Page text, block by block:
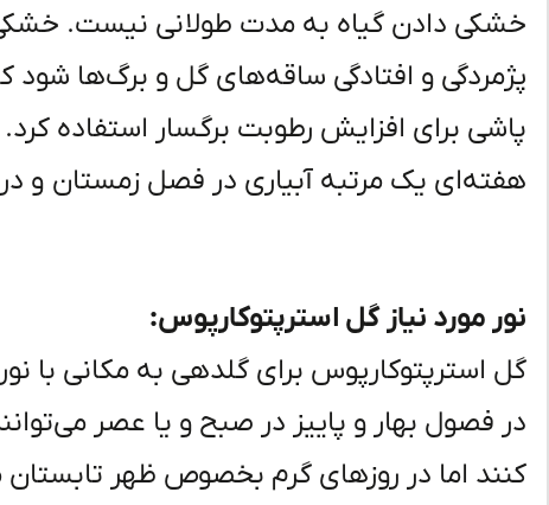
خشکی دادن گیاه به مدت طولانی نیست. خشکی
پژمردگی و افتادگی ساقه‌های گل و برگ‌ها شود
پاشی برای افزایش رطوبت برگسار استفاده
هفته‌ای یک مرتبه آبیاری در فصل زمستان و
نور مورد نیاز گل استرپتوکارپوس:
گل استرپتوکارپوس برای گلدهی به مکانی با
در فصول بهار و پاییز در صبح و یا عصر
کنند اما در روزهای گرم بخصوص ظهر تابستان